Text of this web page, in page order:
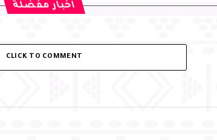
اخبار مفضلة
CLICK TO COMMENT